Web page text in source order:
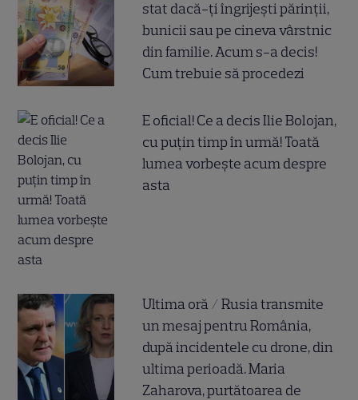
stat dacă-ți îngrijești părinții,
bunicii sau pe cineva vârstnic
din familie. Acum s-a decis!
Cum trebuie să procedezi
E oficial! Ce a decis Ilie Bolojan,
cu puțin timp în urmă! Toată
lumea vorbește acum despre
asta
Ultima oră / Rusia transmite
un mesaj pentru România,
după incidentele cu drone, din
ultima perioadă. Maria
Zaharova, purtătoarea de